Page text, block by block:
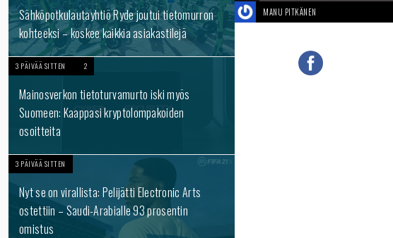
Sähköpotkulautayhtiö Ryde joutui tietomurron
kohteeksi – koskee kaikkia asiakastilejä
3 PÄIVÄÄ SITTEN 2
Mainosverkon tietoturvamurto iski myös
Suomeen: Kaappasi kryptolompakoiden
osoitteita
3 PÄIVÄÄ SITTEN
Nyt se on virallista: Pelijätti Electronic Arts
ostettiin – Saudi-Arabialle 93 prosentin
omistus
MANU PITKÄNEN